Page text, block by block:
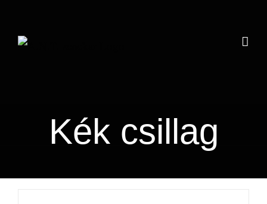
Kék csillag